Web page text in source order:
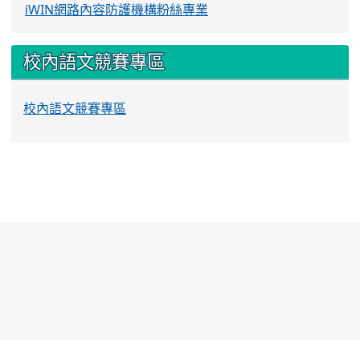
iWIN網路內容防護機構粉絲專業
校內語文競賽專區
校內語文競賽專區